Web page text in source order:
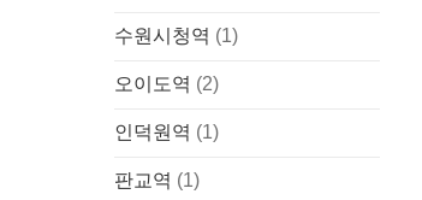
수원시청역 (1)
오이도역 (2)
인덕원역 (1)
판교역 (1)